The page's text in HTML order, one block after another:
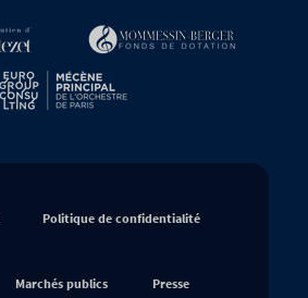
Politique de confidentialité
Marchés publics Presse